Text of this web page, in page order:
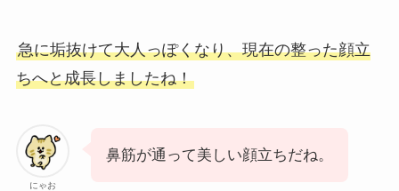
急に垢抜けて大人っぽくなり、現在の整った顔立
ちへと成長しましたね！
にゃお
鼻筋が通って美しい顔立ちだね。